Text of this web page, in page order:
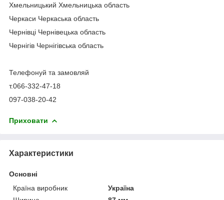
Хмельницький Хмельницька область
Черкаси Черкаська область
Чернівці Чернівецька область
Чернігів Чернігівська область
Телефонуй та замовляй
т.066-332-47-18
097-038-20-42
Приховати
Характеристики
Основні
Країна виробник
Україна